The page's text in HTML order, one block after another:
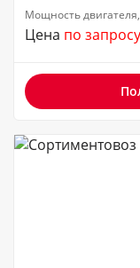
Мощность
Цена по запросу